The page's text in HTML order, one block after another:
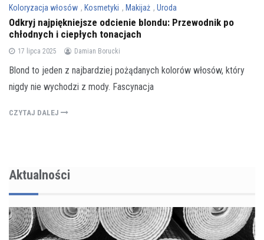
Koloryzacja włosów , Kosmetyki , Makijaż , Uroda
Odkryj najpiękniejsze odcienie blondu: Przewodnik po
chłodnych i ciepłych tonacjach
17 lipca 2025 Damian Borucki
Blond to jeden z najbardziej pożądanych kolorów włosów, który
nigdy nie wychodzi z mody. Fascynacja
CZYTAJ DALEJ
Aktualności